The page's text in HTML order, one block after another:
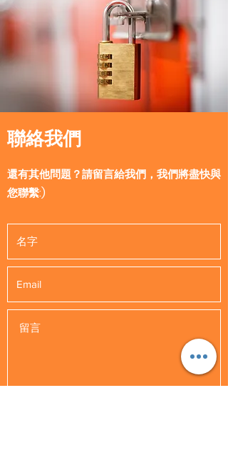
聯絡我們
還有其他問題？請留言給我們，我們將盡快與
您聯繫:)